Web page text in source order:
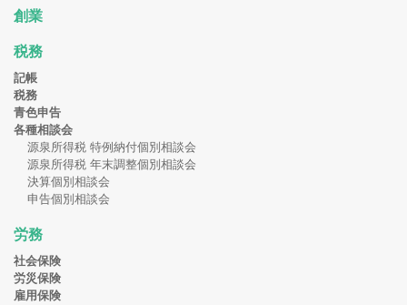
創業
税務
記帳
税務
青色申告
各種相談会
源泉所得税 特例納付個別相談会
源泉所得税 年末調整個別相談会
決算個別相談会
申告個別相談会
労務
社会保険
労災保険
雇用保険